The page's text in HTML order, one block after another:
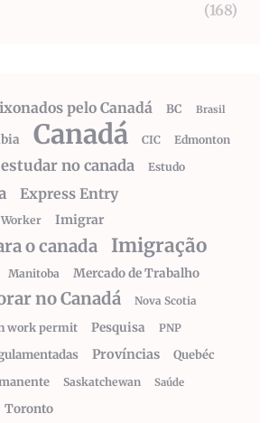
(168)
pelo Canadá BC Brasil
Canadá CIC
Edmonton
estudar no canada Estudo
Express Entry
Imigrar
o canada Imigração
Manitoba Mercado de Trabalho
no Canadá Nova Scotia
work permit Pesquisa PNP
Províncias
Quebéc
Saskatchewan Saúde
Toronto